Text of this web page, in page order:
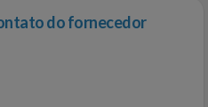
do fornecedor